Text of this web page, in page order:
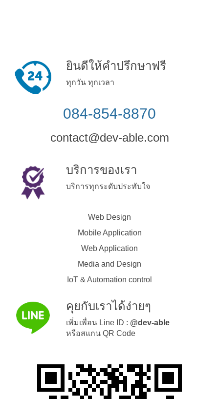
ยินดีให้คำปรึกษาฟรี
ทุกวัน ทุกเวลา
084-854-8870
contact@dev-able.com
บริการของเรา
บริการทุกระดับประทับใจ
Web Design
Mobile Application
Web Application
Media and Design
IoT & Automation control
คุยกับเราได้ง่ายๆ
เพิ่มเพื่อน Line ID : @dev-able
หรือสแกน QR Code